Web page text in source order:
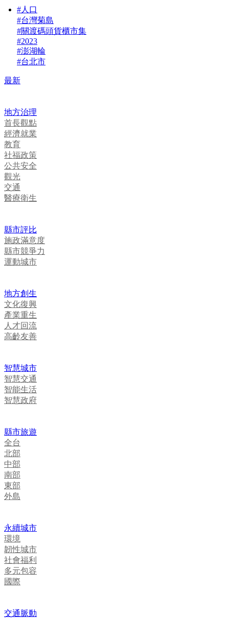
#人口
#台灣菊島
#關渡碼頭貨櫃市集
#2023
#澎湖輪
#台北市
最新
地方治理
首長觀點
經濟就業
教育
社福政策
公共安全
觀光
交通
醫療衛生
縣市評比
施政滿意度
縣市競爭力
運動城市
地方創生
文化復興
產業重生
人才回流
高齡友善
智慧城市
智慧交通
智能生活
智慧政府
縣市旅遊
全台
北部
中部
南部
東部
外島
永續城市
環境
韌性城市
社會福利
多元包容
國際
交通脈動